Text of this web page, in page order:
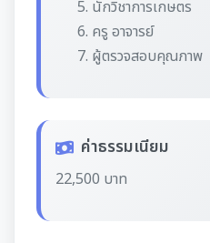
นักวิชาการเกษตร
ครู อาจารย์
ผู้ตรวจสอบคุณภาพ
ค่าธรรมเนียม
22,500 บาท